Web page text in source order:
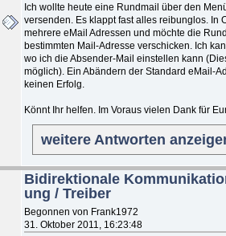
Ich wollte heute eine Rundmail über den
versenden. Es klappt fast alles reibunglos. In
mehrere eMail Adressen und möchte die
bestimmten Mail-Adresse verschicken. Ich
wo ich die Absender-Mail einstellen kann
möglich). Ein Abändern der Standard eMail-
keinen Erfolg.
Könnt Ihr helfen. Im Voraus vielen Dank für
weitere Antworten
Bidirektionale
ung / Treiber
Begonnen von Frank1972
31. Oktober 2011, 16:23:48